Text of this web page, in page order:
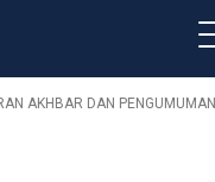
AKHBAR DAN PENGUMUMAN